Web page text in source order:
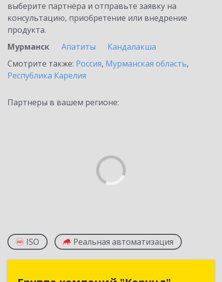
выберите партнёра и отправьте заявку на
консультацию, приобретение или внедрение
продукта.
Мурманск
Апатиты
Кандалакша
Смотрите также: Россия, Мурманская область,
Республика Карелия
Партнеры в вашем регионе:
ISO Реальная автоматизация
Группа компаний "Корунд"